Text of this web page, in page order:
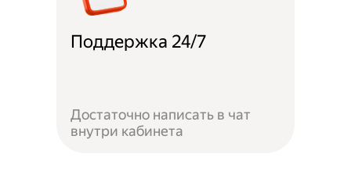
Поддержка 24/7
Достаточно написать в чат
внутри кабинета